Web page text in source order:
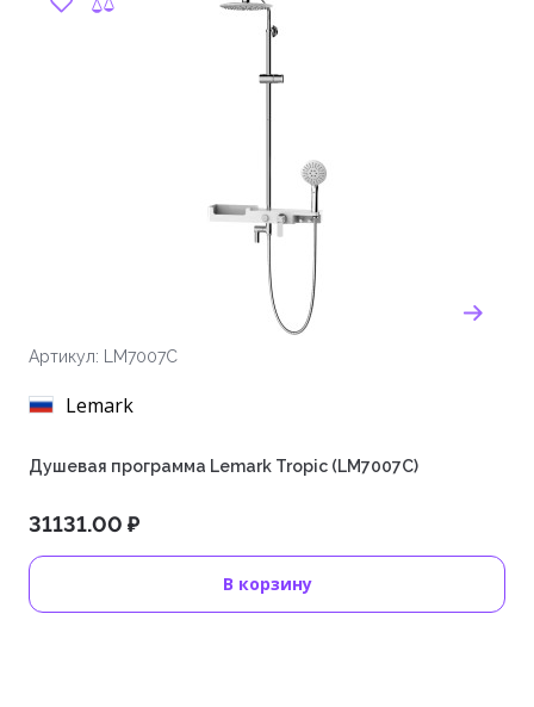
Артикул: LM7007C
Lemark
Душевая программа Lemark Tropic (LM7007C)
31131.00 ₽
В корзину